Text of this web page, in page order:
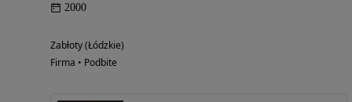
2000
Zabłoty (Łódzkie)
Firma • Podbite